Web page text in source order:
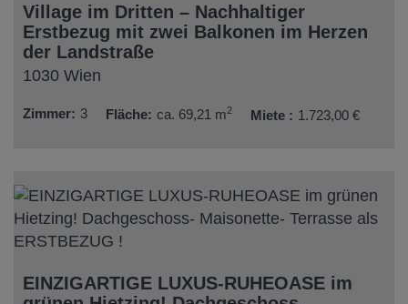
Village im Dritten – Nachhaltiger
Erstbezug mit zwei Balkonen im Herzen
der Landstraße
1030 Wien
Zimmer 3 Fläche ca. 69,21 m2 Miete 1.723,00 €
EINZIGARTIGE LUXUS-RUHEOASE im